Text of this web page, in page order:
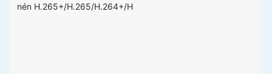
nén H.265+/H.265/H.264+/H